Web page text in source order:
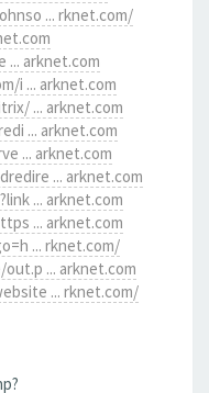
... rknet.com/
arknet.com
i ... arknet.com
... arknet.com
... arknet.com
... arknet.com
... arknet.com
... arknet.com
... arknet.com
... rknet.com/
... arknet.com
... rknet.com/